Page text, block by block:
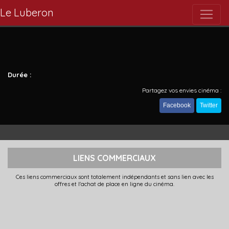
Le Luberon
Durée :
Partagez vos envies cinéma :
Facebook Twitter
LIENS COMMERCIAUX
Ces liens commerciaux sont totalement indépendants et sans lien avec les
offres et l'achat de place en ligne du cinéma.